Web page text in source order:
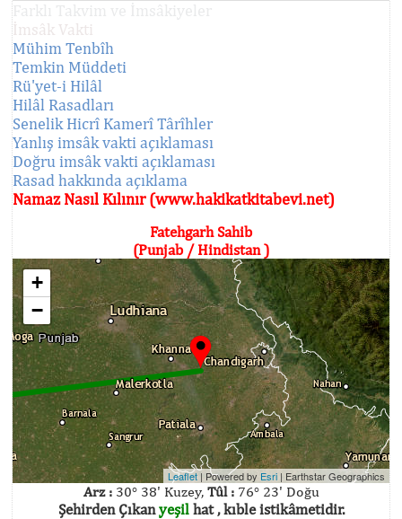
İmsâk Vakti
Mühim Tenbîh
Temkin Müddeti
Rü'yet-i Hilâl
Hilâl Rasadları
Senelik Hicrî Kamerî Târîhler
Yanlış imsâk vakti açıklaması
Doğru imsâk vakti açıklaması
Rasad hakkında açıklama
Namaz Nasıl Kılınır (www.hakikatkitabevi.net)
Fatehgarh Sahib
(Punjab / Hindistan )
+
−
Leaflet| Powered by Esri | Earthstar Geographics
Arz :30° 38' Kuzey, Tûl :76° 23' Doğu
Şehirden Çıkanyeşilhat , kıble istikâmetidir.